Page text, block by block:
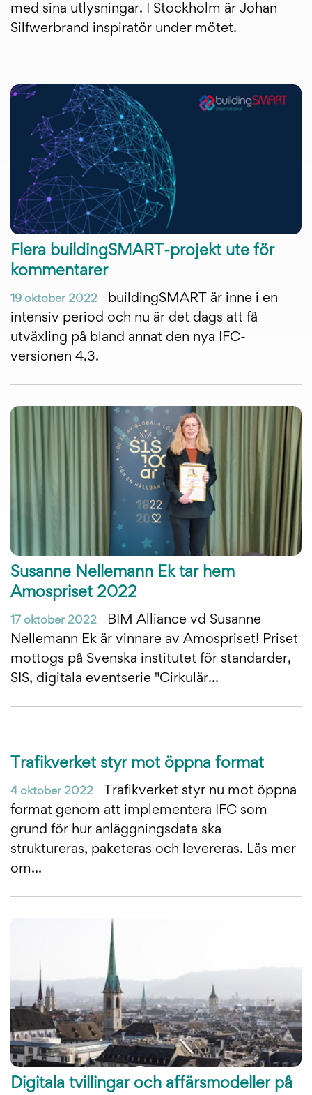
med sina utlysningar. I Stockholm är Johan
Silfwerbrand inspiratör under mötet.
Flera buildingSMART-projekt ute för
kommentarer
19 oktober 2022
buildingSMART är inne i en
intensiv period och nu är det dags att få
utväxling på bland annat den nya IFC-
versionen 4.3.
Susanne Nellemann Ek tar hem
Amospriset 2022
17 oktober 2022
BIM Alliance vd Susanne
Nellemann Ek är vinnare av Amospriset! Priset
mottogs på Svenska institutet för standarder,
SIS, digitala eventserie "Cirkulär...
Trafikverket styr mot öppna format
4 oktober 2022
Trafikverket styr nu mot öppna
format genom att implementera IFC som
grund för hur anläggningsdata ska
struktureras, paketeras och levereras. Läs mer
om...
Digitala tvillingar och affärsmodeller på